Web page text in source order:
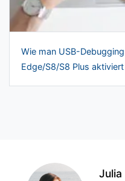
Wie man USB-
Edge/S8/S8 Plus aktiviert
Julia